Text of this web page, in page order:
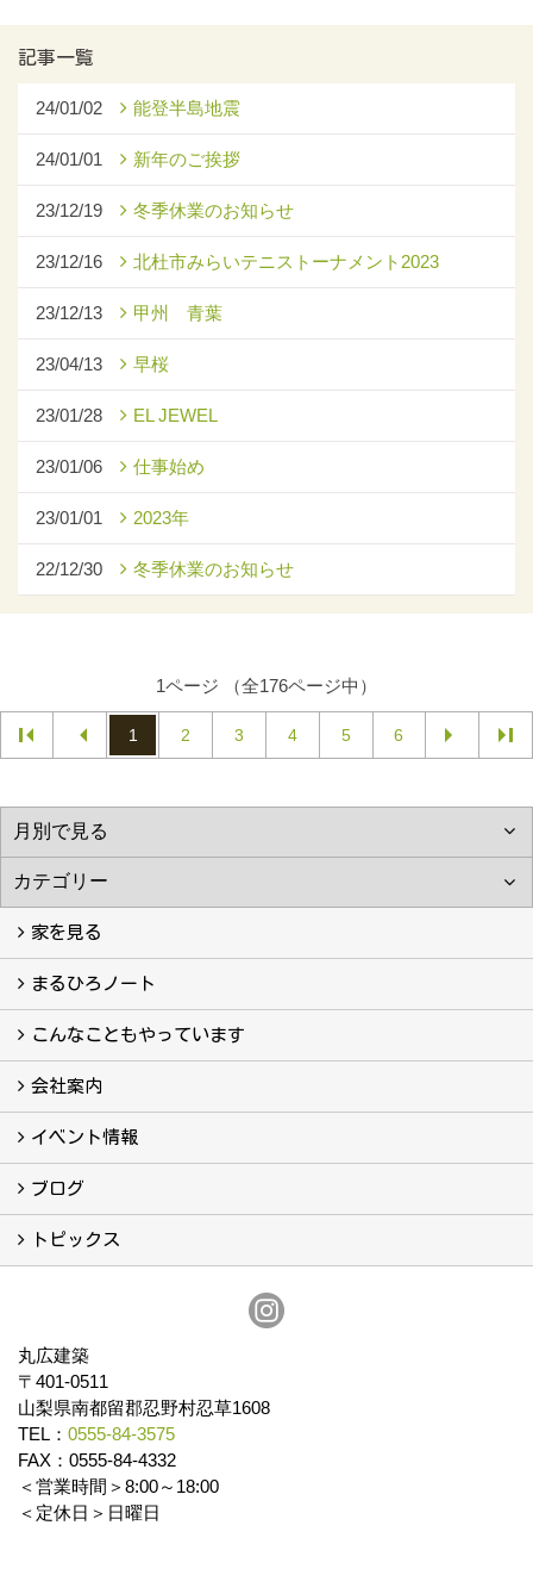
記事一覧
24/01/02 能登半島地震
24/01/01 新年のご挨拶
23/12/19 冬季休業のお知らせ
23/12/16 北杜市みらいテニストーナメント2023
23/12/13 甲州 青葉
23/04/13 早桜
23/01/28 EL JEWEL
23/01/06 仕事始め
23/01/01 2023年
22/12/30 冬季休業のお知らせ
1ページ （全176ページ中）
1 2 3 4 5 6
家を見る
フォトギャラリー
現場レポート
完工事例
お客様の声
まるひろノート
真っ直ぐの家づくり
自慢の大工たち
こだわりの自然素材
快適な家のエッセンス
注文住宅ができるまで
こんなこともやっています
こんなこともやっています
会社案内
会社案内
まるひろの人
スタッフ紹介
プライバシーポリシー
イベント情報
イベント予告
イベント報告
ブログ
ブログ
トピックス
丸広建築
〒401-0511
山梨県南都留郡忍野村忍草1608
TEL： 0555-84-3575
FAX：0555-84-4332
＜営業時間＞8:00～18:00
＜定休日＞日曜日